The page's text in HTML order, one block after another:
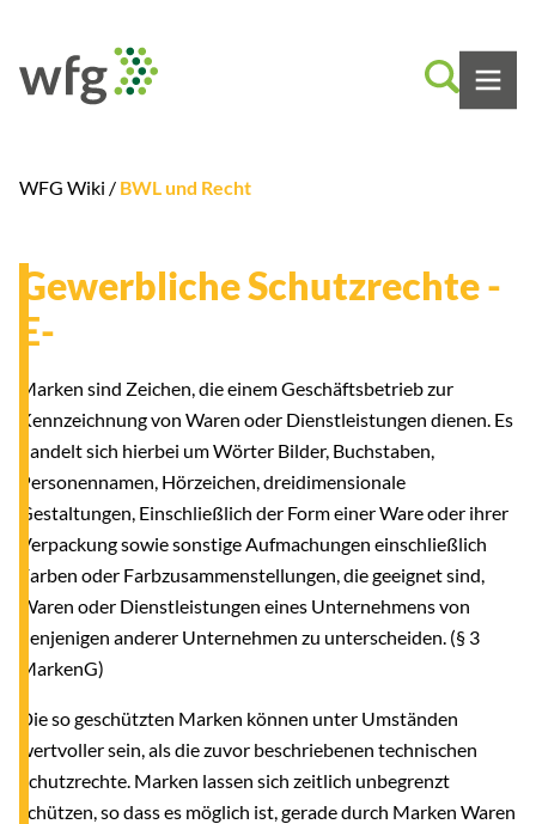
WFG Wiki / BWL und Recht
Gewerbliche Schutzrechte -
E-
Marken sind Zeichen, die einem Geschäftsbetrieb zur
Kennzeichnung von Waren oder Dienstleistungen dienen. Es
handelt sich hierbei um Wörter Bilder, Buchstaben,
Personennamen, Hörzeichen, dreidimensionale
Gestaltungen, Einschließlich der Form einer Ware oder ihrer
Verpackung sowie sonstige Aufmachungen einschließlich
Farben oder Farbzusammenstellungen, die geeignet sind,
Waren oder Dienstleistungen eines Unternehmens von
denjenigen anderer Unternehmen zu unterscheiden. (§ 3
MarkenG)
Die so geschützten Marken können unter Umständen
wertvoller sein, als die zuvor beschriebenen technischen
Schutzrechte. Marken lassen sich zeitlich unbegrenzt
schützen, so dass es möglich ist, gerade durch Marken Waren